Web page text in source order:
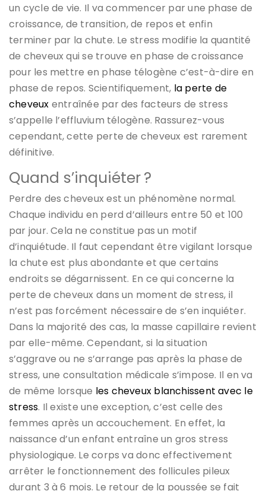
un cycle de vie. Il va commencer par une phase de
croissance, de transition, de repos et enfin
terminer par la chute. Le stress modifie la quantité
de cheveux qui se trouve en phase de croissance
pour les mettre en phase télogène c’est-à-dire en
phase de repos. Scientifiquement, la perte de
cheveux entraînée par des facteurs de stress
s’appelle l’effluvium télogène. Rassurez-vous
cependant, cette perte de cheveux est rarement
définitive.
Quand s’inquiéter ?
Perdre des cheveux est un phénomène normal.
Chaque individu en perd d’ailleurs entre 50 et 100
par jour. Cela ne constitue pas un motif
d’inquiétude. Il faut cependant être vigilant lorsque
la chute est plus abondante et que certains
endroits se dégarnissent. En ce qui concerne la
perte de cheveux dans un moment de stress, il
n’est pas forcément nécessaire de s’en inquiéter.
Dans la majorité des cas, la masse capillaire revient
par elle-même. Cependant, si la situation
s’aggrave ou ne s’arrange pas après la phase de
stress, une consultation médicale s’impose. Il en va
de même lorsque les cheveux blanchissent avec le
stress. Il existe une exception, c’est celle des
femmes après un accouchement. En effet, la
naissance d’un enfant entraîne un gros stress
physiologique. Le corps va donc effectivement
arrêter le fonctionnement des follicules pileux
durant 3 à 6 mois. Le retour de la poussée se fait